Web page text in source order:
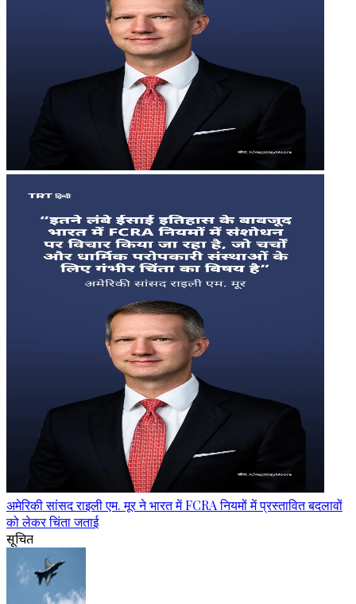
अमेरिकी सांसद राइली एम. मूर ने भारत में FCRA नियमों में प्रस्तावित बदलावों
को लेकर चिंता जताई
सूचित